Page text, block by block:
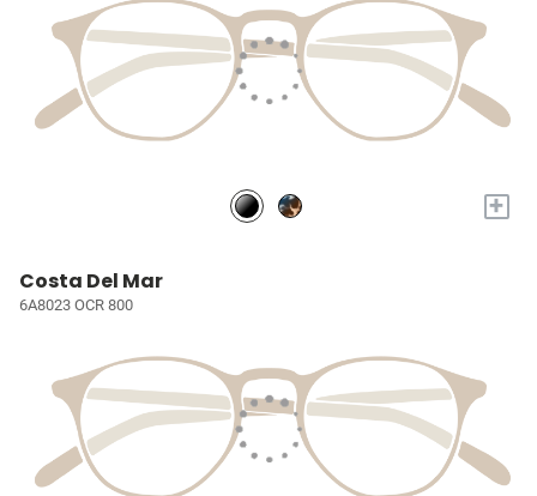
+
Costa Del Mar
6A8023 OCR 800